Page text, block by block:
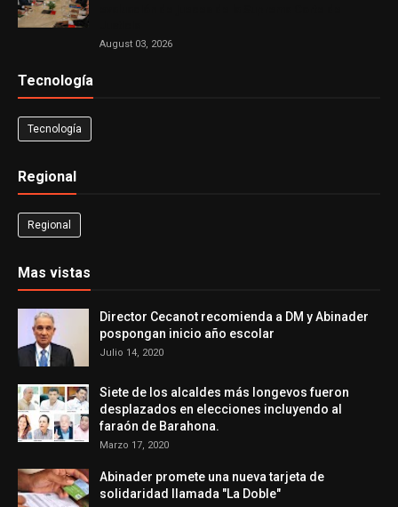
August 03, 2026
Tecnología
Tecnología
Regional
Regional
Mas vistas
Director Cecanot recomienda a DM y Abinader
pospongan inicio año escolar
Julio 14, 2020
Siete de los alcaldes más longevos fueron
desplazados en elecciones incluyendo al
faraón de Barahona.
Marzo 17, 2020
Abinader promete una nueva tarjeta de
solidaridad llamada "La Doble"